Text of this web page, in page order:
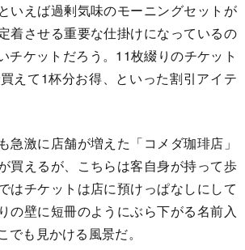
いえば過剰気味のモーニングセットが
着させる重要な仕掛けになっているの
チケットだろう。11枚綴りのチケット
えて1杯分お得、といった割引アイテ
急激に店舗が増えた「コメダ珈琲店」
買えるが、こちらは客自身が持って歩
はチケットは店に預けっぱなしにして
の壁に短冊のようにぶら下がる名前入
でも見かける風景だ。